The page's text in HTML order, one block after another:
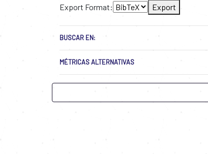
Export Format: Export
BUSCAR EN:
MÉTRICAS ALTERNATIVAS